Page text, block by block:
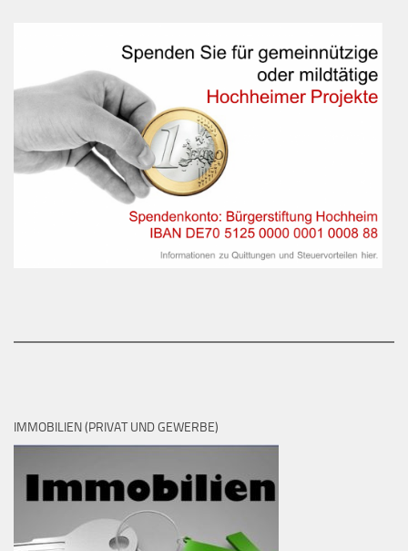
IMMOBILIEN (PRIVAT UND GEWERBE)